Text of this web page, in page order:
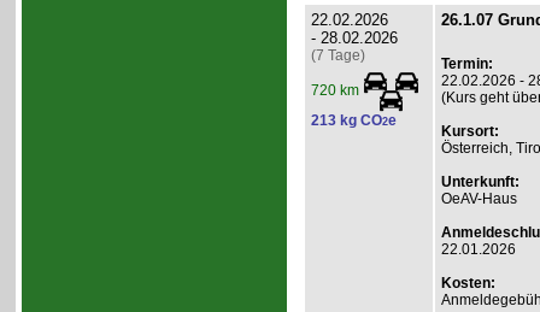
22.02.2026
- 28.02.2026
(7 Tage)
720 km
213 kg CO2e
26.1.07
Termin:
22.02.2026 -
(Kurs geht
Kursort:
Österreich,
Unterkunft:
OeAV-Haus
22.01.2026
Kosten: